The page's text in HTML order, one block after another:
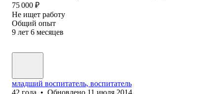
75 000 ₽
Не ищет работу
Общий опыт
9 лет 6 месяцев
младший воспитатель, воспитатель
42 года • Обновлено 11 июля 2014